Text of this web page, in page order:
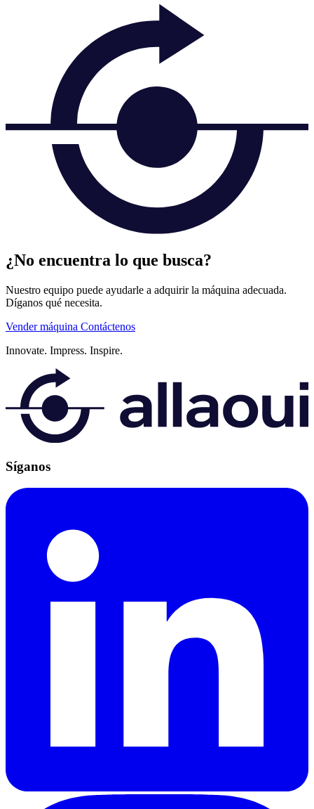
¿No encuentra lo que busca?
Nuestro equipo puede ayudarle a adquirir la máquina adecuada.
Díganos qué necesita.
Vender máquina Contáctenos
Innovate. Impress. Inspire.
Síganos